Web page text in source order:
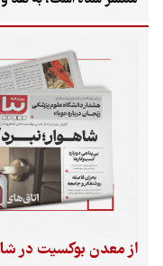
است. این شماره با
و وضعیت معیشتی تحت
تالاب هورالعظیم را
از معدن بوکسیت در